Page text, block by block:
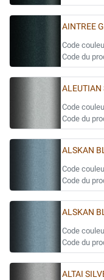
AINTREE
Code
Code du
ALEUTIAN
Code
Code du
ALSKAN
Code
Code du
ALSKAN
Code
Code du
ALTAI